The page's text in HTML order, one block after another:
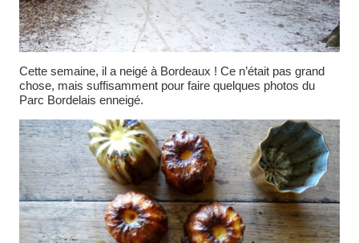
Cette semaine, il a neigé à Bordeaux ! Ce n’était pas grand
chose, mais suffisamment pour faire quelques photos du
Parc Bordelais enneigé.